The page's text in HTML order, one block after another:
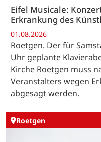
Eifel Musicale:
Erkrankung des
01.08.2026
Roetgen. Der für
Uhr geplante
Kirche Roetgen muss
Veranstalters wegen
abgesagt werden.
Roetgen